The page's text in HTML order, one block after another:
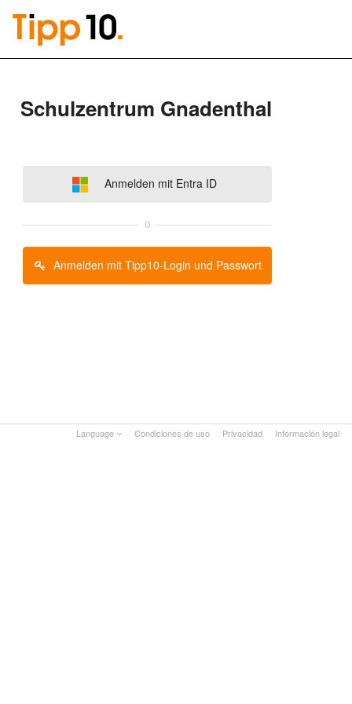
Schulzentrum Gnadenthal
Anmelden mit Entra ID
o
Anmelden mit Tipp10-Login und Passwort
Language Condiciones de uso Privacidad Información legal